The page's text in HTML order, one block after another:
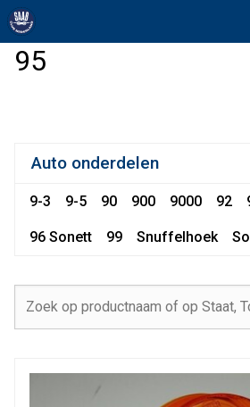
95
Auto onderdelen
9-3 9-5 90 900 9000 92
96 Sonett 99 Snuffelhoek